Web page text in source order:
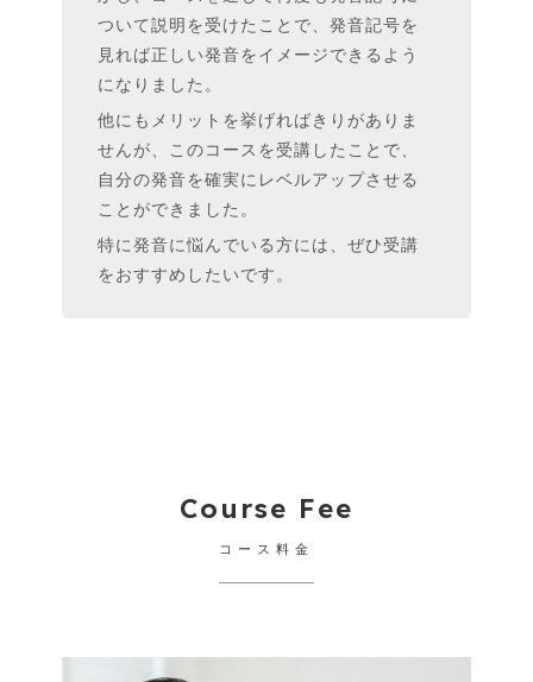
ついて説明を受けたことで、発音記号を
見れば正しい発音をイメージできるよう
になりました。
他にもメリットを挙げればきりがありま
せんが、このコースを受講したことで、
自分の発音を確実にレベルアップさせる
ことができました。
特に発音に悩んでいる方には、ぜひ受講
をおすすめしたいです。
Course Fee
コース料金